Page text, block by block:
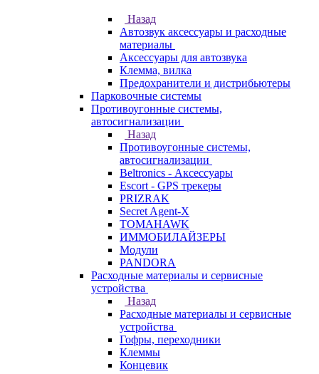
Назад
Автозвук аксессуары и расходные
материалы
Аксессуары для автозвука
Клемма, вилка
Предохранители и дистрибьютеры
Парковочные системы
Противоугонные системы,
автосигнализации
Назад
Противоугонные системы,
автосигнализации
Beltronics - Аксессуары
Escort - GPS трекеры
PRIZRAK
Secret Agent-X
TOMAHAWK
ИММОБИЛАЙЗЕРЫ
Модули
PANDORA
Расходные материалы и сервисные
устройства
Назад
Расходные материалы и сервисные
устройства
Гофры, переходники
Клеммы
Концевик